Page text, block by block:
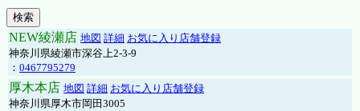
NEW綾瀬店 地図 詳細 お気に入り店舗登録
神奈川県綾瀬市深谷上2-3-9
： 0467795279
厚木本店 地図 詳細 お気に入り店舗登録
神奈川県厚木市岡田3005